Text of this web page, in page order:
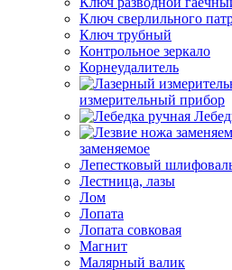
Ключ сверлильного
Ключ трубный
Контрольное зеркало
Корнеудалитель
измерительный прибор
заменяемое
Лепестковый
Лестница, лазы
Лом
Лопата
Лопата совковая
Магнит
Малярный валик